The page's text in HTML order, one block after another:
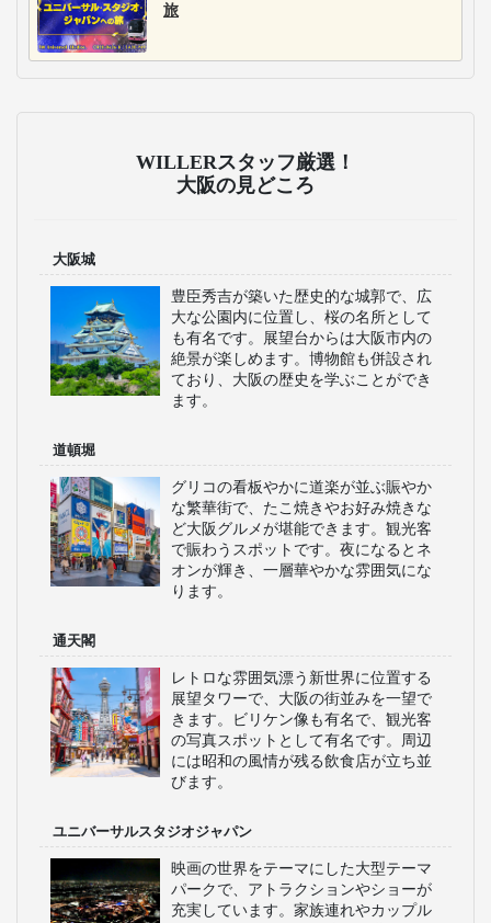
旅
WILLERスタッフ厳選！
大阪の見どころ
大阪城
豊臣秀吉が築いた歴史的な城郭で、広
大な公園内に位置し、桜の名所として
も有名です。展望台からは大阪市内の
絶景が楽しめます。博物館も併設され
ており、大阪の歴史を学ぶことができ
ます。
道頓堀
グリコの看板やかに道楽が並ぶ賑やか
な繁華街で、たこ焼きやお好み焼きな
ど大阪グルメが堪能できます。観光客
で賑わうスポットです。夜になるとネ
オンが輝き、一層華やかな雰囲気にな
ります。
通天閣
レトロな雰囲気漂う新世界に位置する
展望タワーで、大阪の街並みを一望で
きます。ビリケン像も有名で、観光客
の写真スポットとして有名です。周辺
には昭和の風情が残る飲食店が立ち並
びます。
ユニバーサルスタジオジャパン
映画の世界をテーマにした大型テーマ
パークで、アトラクションやショーが
充実しています。家族連れやカップル